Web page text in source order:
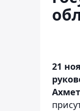
21